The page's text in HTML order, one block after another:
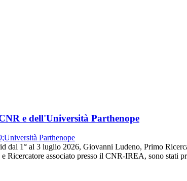
e dell'Università Parthenope
dal 1° al 3 luglio 2026, Giovanni Ludeno, Primo
associato presso il CNR-IREA, sono stati